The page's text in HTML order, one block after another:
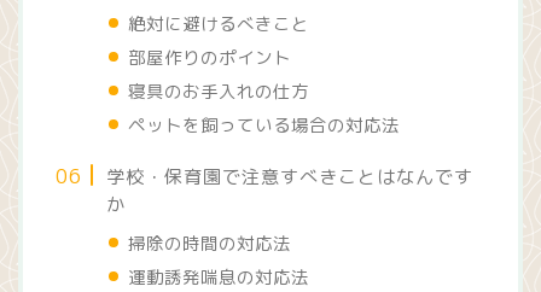
絶対に避けるべきこと
部屋作りのポイント
寝具のお手入れの仕方
ペットを飼っている場合の対応法
学校・保育園で注意すべきことはなんです
か
掃除の時間の対応法
運動誘発喘息の対応法